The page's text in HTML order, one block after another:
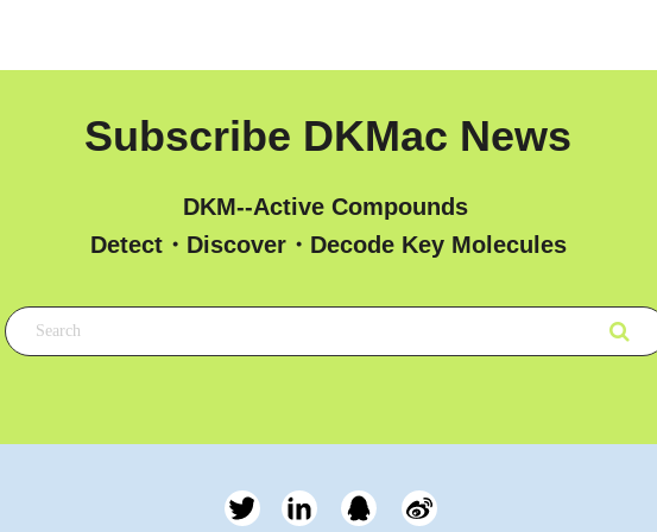
Subscribe DKMac News
DKM--Active Compounds
Detect・Discover・Decode Key Molecules